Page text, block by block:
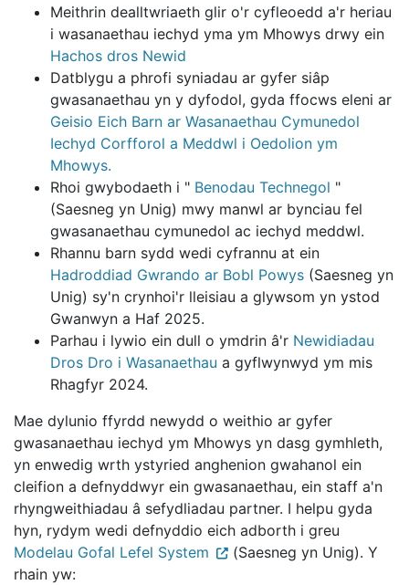
Meithrin dealltwriaeth glir o'r cyfleoedd a'r heriau
i wasanaethau iechyd yma ym Mhowys drwy ein
Hachos dros Newid
Datblygu a phrofi syniadau ar gyfer siâp
gwasanaethau yn y dyfodol, gyda ffocws eleni ar
Geisio Eich Barn ar Wasanaethau Cymunedol
Iechyd Corfforol a Meddwl i Oedolion ym
Mhowys.
Rhoi gwybodaeth i " Benodau Technegol "
(Saesneg yn Unig) mwy manwl ar bynciau fel
gwasanaethau cymunedol ac iechyd meddwl.
Rhannu barn sydd wedi cyfrannu at ein
Hadroddiad Gwrando ar Bobl Powys (Saesneg yn
Unig) sy'n crynhoi'r lleisiau a glywsom yn ystod
Gwanwyn a Haf 2025.
Parhau i lywio ein dull o ymdrin â'r Newidiadau
Dros Dro i Wasanaethau a gyflwynwyd ym mis
Rhagfyr 2024.
Mae dylunio ffyrdd newydd o weithio ar gyfer
gwasanaethau iechyd ym Mhowys yn dasg gymhleth,
yn enwedig wrth ystyried anghenion gwahanol ein
cleifion a defnyddwyr ein gwasanaethau, ein staff a'n
rhyngweithiadau â sefydliadau partner. I helpu gyda
hyn, rydym wedi defnyddio eich adborth i greu
Modelau Gofal Lefel System
(Saesneg yn Unig). Y
rhain yw: